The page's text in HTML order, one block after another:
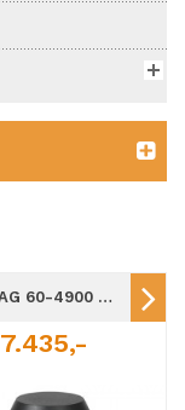
DTH/TAG 60-4900 M3/H / Ø160-Ø400MM
7.435,-